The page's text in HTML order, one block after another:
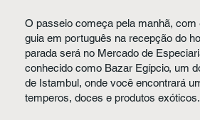
O passeio começa pela manhã,
guia em português na recepção do
parada será no Mercado de
conhecido como Bazar Egípcio, um
de Istambul, onde você encontrará
temperos, doces e produtos exóticos.